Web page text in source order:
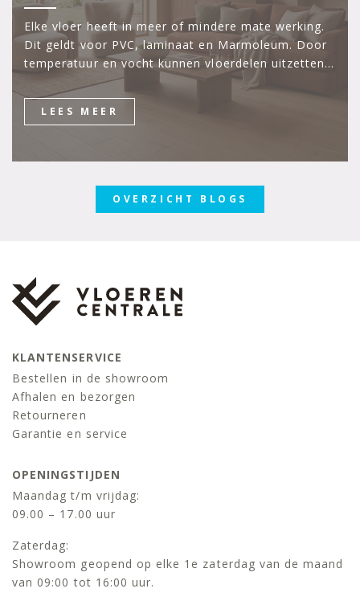
Elke vloer heeft in meer of mindere mate werking.
Dit geldt voor PVC, laminaat en Marmoleum. Door
temperatuur en vocht kunnen vloerdelen uitzetten…
LEES MEER
OVERZICHT BLOGS
KLANTENSERVICE
Bestellen in de showroom
Afhalen en bezorgen
Retourneren
Garantie en service
OPENINGSTIJDEN
Maandag t/m vrijdag:
09.00 – 17.00 uur
Zaterdag:
Showroom geopend op elke 1e zaterdag van de maand
van 09:00 tot 16:00 uur.